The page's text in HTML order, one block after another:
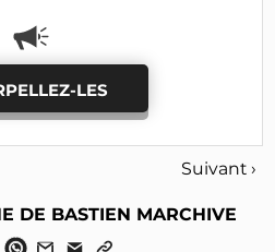
LES
Suivant ›
DE BASTIEN MARCHIVE